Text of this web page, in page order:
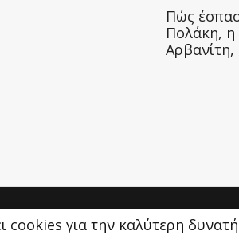
Πώς
Πολάκη, η
cookies για την καλύτερη